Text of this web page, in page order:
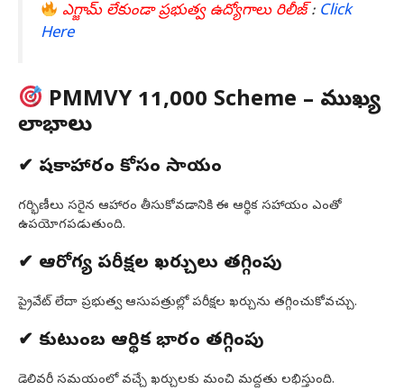
ఎగ్జామ్ లేకుండా ప్రభుత్వ ఉద్యోగాలు రిలీజ్: Click
Here
PMMVY ₹11,000 Scheme – ముఖ్య
లాభాలు
✔ పోషకాహారం కోసం సాయం
గర్భిణీలు సరైన ఆహారం తీసుకోవడానికి ఈ ఆర్థిక సహాయం ఎంతో
ఉపయోగపడుతుంది.
✔ ఆరోగ్య పరీక్షల ఖర్చులు తగ్గింపు
ప్రైవేట్ లేదా ప్రభుత్వ ఆసుపత్రుల్లో పరీక్షల ఖర్చును తగ్గించుకోవచ్చు.
✔ కుటుంబ ఆర్థిక భారం తగ్గింపు
డెలివరీ సమయంలో వచ్చే ఖర్చులకు మంచి మద్దతు లభిస్తుంది.